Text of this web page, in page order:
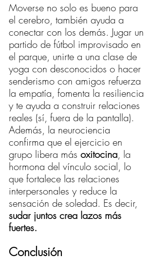
Moverse no solo es bueno para
el cerebro, también ayuda a
conectar con los demás. Jugar un
partido de fútbol improvisado en
el parque, unirte a una clase de
yoga con desconocidos o hacer
senderismo con amigos refuerza
la empatía, fomenta la resiliencia
y te ayuda a construir relaciones
reales (sí, fuera de la pantalla).
Además, la neurociencia
confirma que el ejercicio en
grupo libera más oxitocina, la
hormona del vínculo social, lo
que fortalece las relaciones
interpersonales y reduce la
sensación de soledad. Es decir,
sudar juntos crea lazos más
fuertes.
Conclusión